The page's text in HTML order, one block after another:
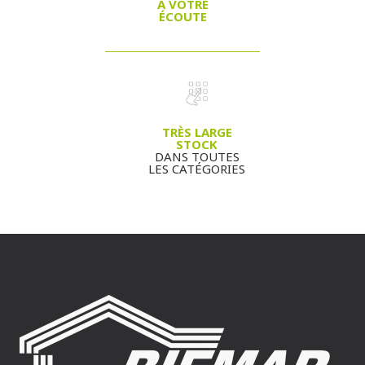
À VOTRE
ÉCOUTE
TRÈS LARGE
STOCK
DANS TOUTES
LES CATÉGORIES